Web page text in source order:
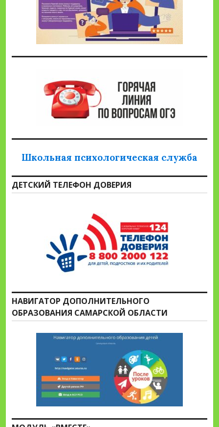
Школьная психологическая служба
ДЕТСКИЙ ТЕЛЕФОН ДОВЕРИЯ
НАВИГАТОР ДОПОЛНИТЕЛЬНОГО
ОБРАЗОВАНИЯ САМАРСКОЙ ОБЛАСТИ